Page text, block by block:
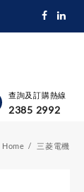
查詢及訂購熱線
2385 2992
Home 三菱電機